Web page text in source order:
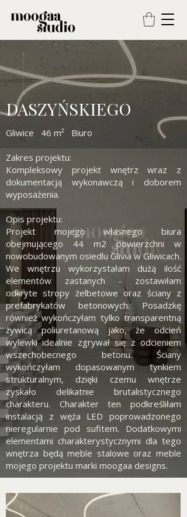
DASZYŃSKIEGO
Gliwice 46 m² Biuro
Zakres projektu:
Kompleksowy projekt wnętrz wraz z
dokumentacją wykonawczą i doborem
wyposażenia.
Opis projektu:
Projekt mojego własnego biura
obejmującego 44 m2 powierzchni w
nowobudowanym osiedlu Glivia w Gliwicach.
We wnętrzu wykorzystałam dużą ilość
elementów zastanych - zostawiłam
odkryte stropy żelbetowe oraz ściany z
prefabrykatów betonowych. Posadzkę
również wykończyłam tylko transparentną
żywicą poliuretanową jako, że odcień
wylewki idealnie zgrywał się z odcieniem
wszechobecnego betonu. Ściany
wykończyłam dopasowanym tynkiem
strukturalnym, dzięki czemu wnętrze
zyskało delikatnie brutalistycznego
charakteru. Charakter ten podkreśliłam
instalacją z węża LED poprowadzonego
nieregularnie pod sufitem. Dodatkowymi
elementami charakterystycznymi dla tego
wnętrza będą meble stalowe oraz meble
mojego projektu marki moogaa designs.